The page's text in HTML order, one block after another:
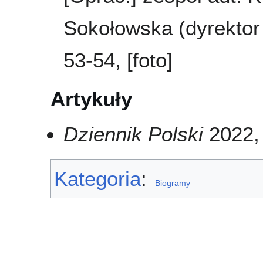
Sokołowska
53-54, [foto]
Artykuły
Dziennik Polski2022,
Kategoria: Biogramy